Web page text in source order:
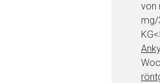
von
mg/